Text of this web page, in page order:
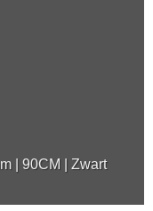
| 90CM | Zwart